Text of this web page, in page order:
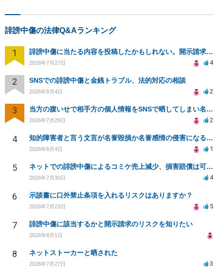
誹謗中傷の法律Q&Aランキング
1 誹謗中傷に当たる内容を投稿したかもしれない。開示請求や民事刑事裁判に発展しうるのか教えて欲しい。
2026年7月27日 4
2 SNSでの誹謗中傷と金銭トラブル、法的対応の相談
2026年8月4日 2
3 当方の腹いせで相手方の個人情報をSNSで晒してしまい名誉毀損させてしまったかもしれない
2026年7月29日 2
4 知的障害者と言う文言が名誉毀損か名誉感情の侵害になるか教えてほしい。
2026年8月4日 1
5 ネットでの誹謗中傷によるコミケ売上減少、損害賠償は可能か？
2026年7月30日 4
6 示談書に口外禁止条項を入れるリスクはありますか？
2026年7月23日 5
7 誹謗中傷に該当するかと開示請求のリスクを知りたい
2026年8月1日
8 ネットストーカーと晒された
2026年7月27日 3